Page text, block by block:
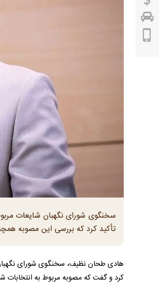
سخنگوی شورای نگهبان شایعات
تأکید کرد که بررسی این مصوبه
هادی طحان نظیف، سخنگوی شورای